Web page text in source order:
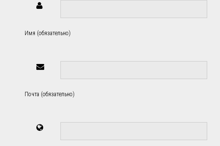
Имя (обязательно)
Почта (обязательно)